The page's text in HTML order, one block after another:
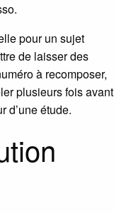
pour un sujet
de laisser des
à recomposer,
plusieurs fois avant
d’une étude.